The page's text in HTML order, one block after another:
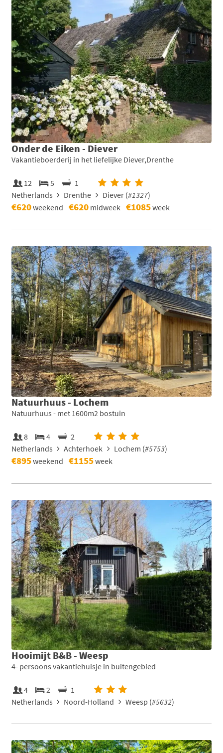
Onder de Eiken - Diever
Vakantieboerderij in het liefelijke Diever,Drenthe
12 5
1
Netherlands
Drenthe Diever (#1327)
€620weekend €620 midweek €1085week
Natuurhuus - Lochem
Natuurhuus - met 1600m2 bostuin
8 4
2
Netherlands
Achterhoek Lochem (#5753)
€895weekend €1155week
Hooimijt B&B - Weesp
4- persoons vakantiehuisje in buitengebied
4 2
1
Netherlands
Noord-Holland Weesp (#5632)